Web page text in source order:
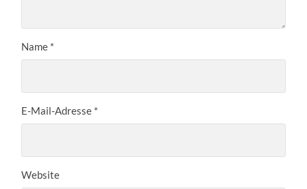
Name *
E-Mail-Adresse *
Website